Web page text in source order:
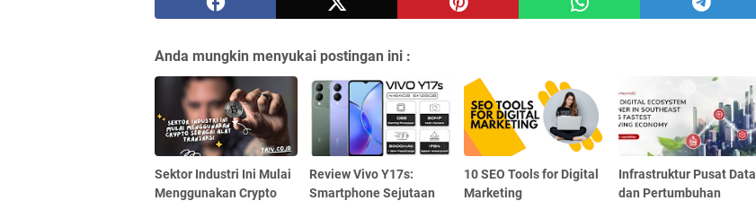
Anda mungkin menyukai postingan ini :
Sektor Industri Ini Mulai
Menggunakan Crypto
Review Vivo Y17s:
Smartphone Sejutaan
10 SEO Tools for Digital
Marketing
Infrastruktur Pusat Data
dan Pertumbuhan